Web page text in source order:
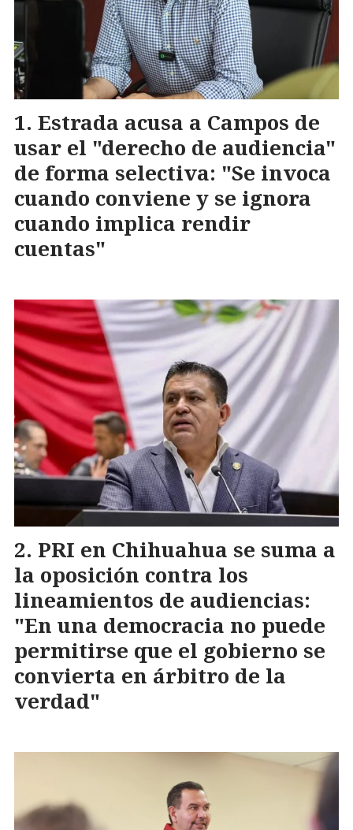
Estrada acusa a Campos de
usar el "derecho de audiencia"
de forma selectiva: "Se invoca
cuando conviene y se ignora
cuando implica rendir
cuentas"
PRI en Chihuahua se suma a
la oposición contra los
lineamientos de audiencias:
"En una democracia no puede
permitirse que el gobierno se
convierta en árbitro de la
verdad"